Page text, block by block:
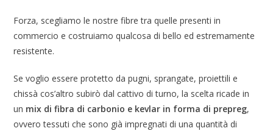
Forza, scegliamo le nostre fibre tra quelle presenti in
commercio e costruiamo qualcosa di bello ed estremamente
resistente.
Se voglio essere protetto da pugni, sprangate, proiettili e
chissà cos’altro subirò dal cattivo di turno, la scelta ricade in
un mix di fibra di carbonio e kevlar in forma di prepreg,
ovvero tessuti che sono già impregnati di una quantità di